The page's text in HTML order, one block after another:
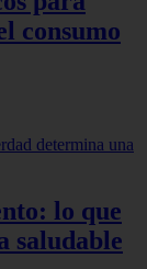
consumo
lo que
saludable